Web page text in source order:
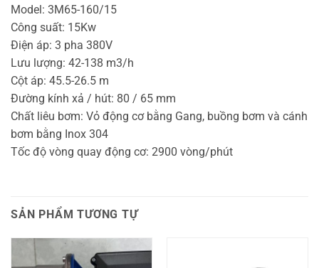
Model: 3M65-160/15
Công suất: 15Kw
Điện áp: 3 pha 380V
Lưu lượng: 42-138 m3/h
Cột áp: 45.5-26.5 m
Đường kính xả / hút: 80 / 65 mm
Chất liêu bơm: Vỏ động cơ bằng Gang, buồng bơm và cánh
bơm bằng Inox 304
Tốc độ vòng quay động cơ: 2900 vòng/phút
SẢN PHẨM TƯƠNG TỰ